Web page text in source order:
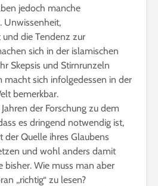
jedoch manche
Unwissenheit,
die Tendenz zur
sich in der islamischen
Skepsis und Stirnrunzeln
macht sich infolgedessen in der
bemerkbar.
der Forschung zu dem
es dringend notwendig ist,
der Quelle ihres Glaubens
und wohl anders damit
bisher. Wie muss man aber
,,richtig“ zu lesen?